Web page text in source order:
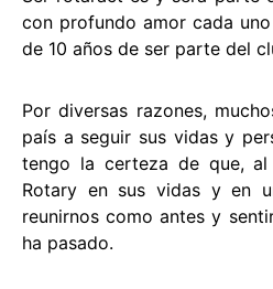
con profundo amor cada
de 10 años de ser parte del
Por diversas razones,
país a seguir sus vidas y
tengo la certeza de que,
Rotary en sus vidas y en
reunirnos como antes y
ha pasado.